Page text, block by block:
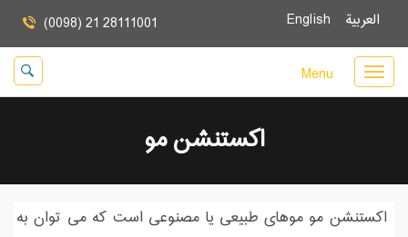
العربية (0098) 21 28111001
Menu
اکستنشن مو
اکستنشن مو موهای طبیعی یا مصنوعی است که می توان به